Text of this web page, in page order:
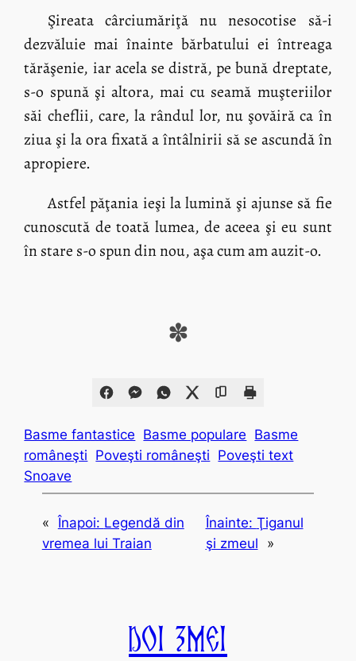
Şireata cârciumăriţă nu nesocotise să-i
dezvăluie mai înainte bărbatului ei întreaga
tărăşenie, iar acela se distră, pe bună dreptate,
s-o spună şi altora, mai cu seamă muşteriilor
săi cheflii, care, la rândul lor, nu şovăiră ca în
ziua şi la ora fixată a întâlnirii să se ascundă în
apropiere.
Astfel păţania ieşi la lumină şi ajunse să fie
cunoscută de toată lumea, de aceea şi eu sunt
în stare s-o spun din nou, aşa cum am auzit-o.
✽
Basme fantastice Basme populare Basme
româneşti Poveşti româneşti Poveşti text
Snoave
« Înapoi: Legendă din
vremea lui Traian
Înainte: Ţiganul
şi zmeul
»
Doi Zmei